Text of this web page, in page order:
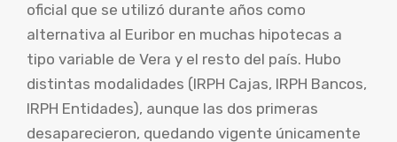
oficial que se utilizó durante años como
alternativa al Euribor en muchas hipotecas a
tipo variable de Vera y el resto del país. Hubo
distintas modalidades (IRPH Cajas, IRPH Bancos,
IRPH Entidades), aunque las dos primeras
desaparecieron, quedando vigente únicamente